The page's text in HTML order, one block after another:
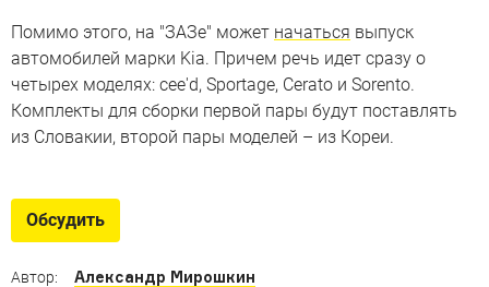
Помимо этого, на "ЗАЗе" может начаться выпуск
автомобилей марки Kia. Причем речь идет сразу о
четырех моделях: cee'd, Sportage, Cerato и Sorento.
Комплекты для сборки первой пары будут поставлять
из Словакии, второй пары моделей – из Кореи.
Обсудить
Автор: Александр Мирошкин